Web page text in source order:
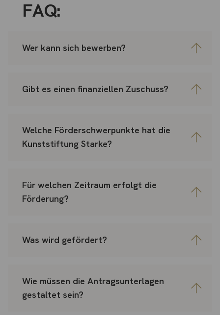
FAQ:
Wer kann sich bewerben?
Gibt es einen finanziellen Zuschuss?
Welche Förderschwerpunkte hat die
Kunststiftung Starke?
Für welchen Zeitraum erfolgt die
Förderung?
Was wird gefördert?
Wie müssen die Antragsunterlagen
gestaltet sein?